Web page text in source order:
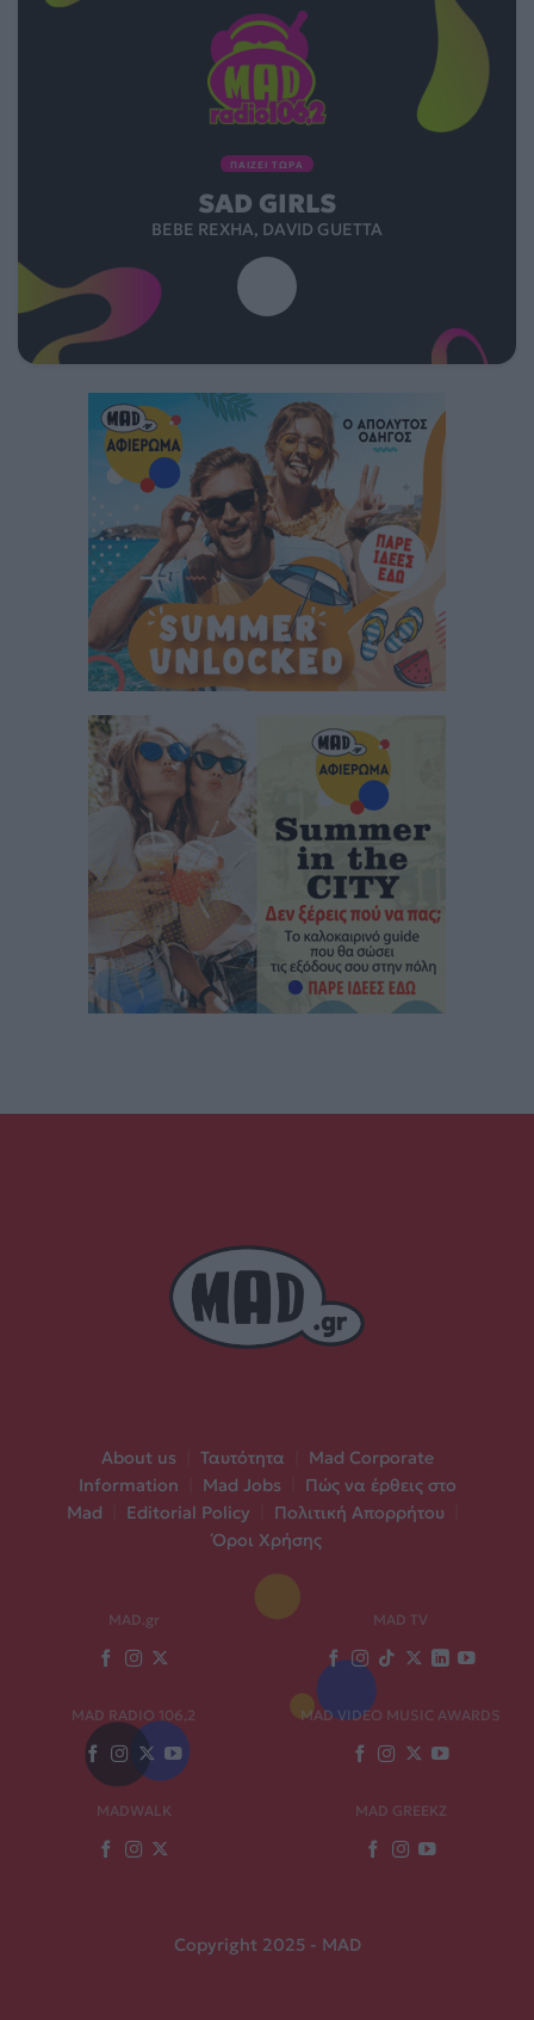
ΠΑΙΖΕΙ ΤΩΡΑ
SAD GIRLS
BEBE REXHA, DAVID GUETTA
About us Ταυτότητα
Mad Corporate
Information
Mad Jobs
Πώς να έρθεις στο
Mad
Editorial Policy Πολιτική Απορρήτου
Όροι Χρήσης
MAD.gr MAD TV
MAD RADIO 106,2 MAD VIDEO MUSIC AWARDS
MADWALK MAD GREEKZ
Copyright 2025 - MAD